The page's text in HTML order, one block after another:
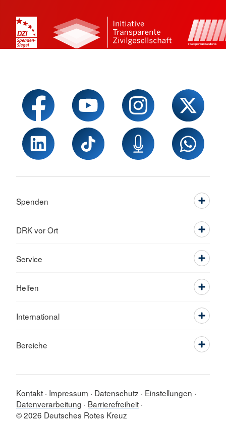
Spenden
DRK vor Ort
Service
Helfen
International
Bereiche
Kontakt Impressum Datenschutz
Einstellungen
Datenverarbeitung
Barrierefreiheit
© 2026 Deutsches Rotes Kreuz